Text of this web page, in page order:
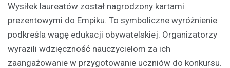
Wysiłek laureatów został nagrodzony kartami
prezentowymi do Empiku. To symboliczne wyróżnienie
podkreśla wagę edukacji obywatelskiej. Organizatorzy
wyrazili wdzięczność nauczycielom za ich
zaangażowanie w przygotowanie uczniów do konkursu.